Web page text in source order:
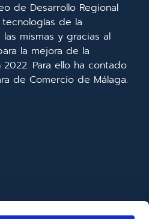
de Desarrollo Regional
de la
mismas y gracias al
la mejora de la
Para ello ha contado
de Comercio de Málaga.